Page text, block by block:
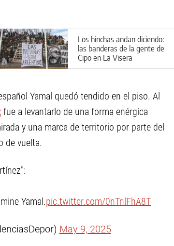
Los hinchas andan diciendo:
las banderas de la gente de
Cipo en La Visera
Yamal quedó tendido en el piso. Al
fue a levantarlo de una forma enérgica
y una marca de territorio por parte del
de vuelta.
Yamal.pic.twitter.com/0nTnlFhA8T
May 9, 2025